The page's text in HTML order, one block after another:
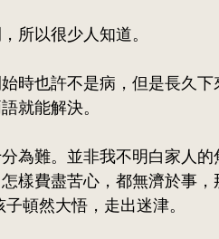
所以很少人知道。
時也許不是病，但是長久下
就能解決。
為難。並非我不明白家人的
樣費盡苦心，都無濟於事，
頓然大悟，走出迷津。